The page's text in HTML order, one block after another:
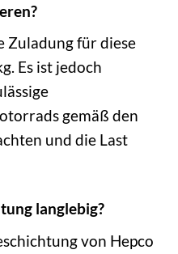
Zuladung für diese
Es ist jedoch
gemäß den
und die Last
langlebig?
von Hepco